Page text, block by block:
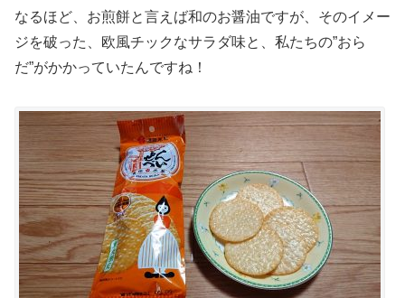
なるほど、お煎餅と言えば和のお醤油ですが、そのイメー
ジを破った、欧風チックなサラダ味と、私たちの”おら
だ”がかかっていたんですね！